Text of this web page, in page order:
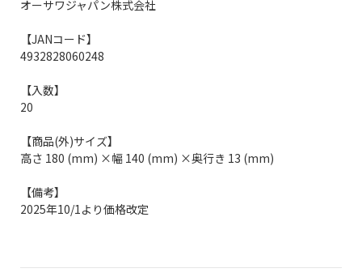
オーサワジャパン株式会社
【JANコード】
4932828060248
【入数】
20
【商品(外)サイズ】
高さ 180 (mm) ×幅 140 (mm) ×奥行き 13 (mm)
【備考】
2025年10/1より価格改定